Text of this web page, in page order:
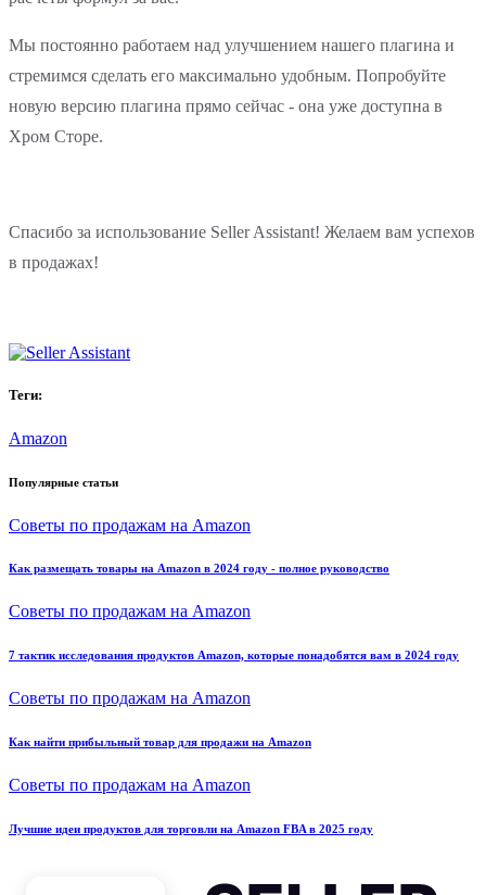
Мы постоянно работаем над улучшением нашего плагина и
стремимся сделать его максимально удобным. Попробуйте
новую версию плагина прямо сейчас - она уже доступна в
Хром Сторе.
Спасибо за использование Seller Assistant! Желаем вам успехов
в продажах!
Теги:
Amazon
Популярные статьи
Советы по продажам на Amazon
Как размещать товары на Amazon в 2024 году - полное руководство
Советы по продажам на Amazon
7 тактик исследования продуктов Amazon, которые понадобятся вам в 2024 году
Советы по продажам на Amazon
Как найти прибыльный товар для продажи на Amazon
Советы по продажам на Amazon
Лучшие идеи продуктов для торговли на Amazon FBA в 2025 году